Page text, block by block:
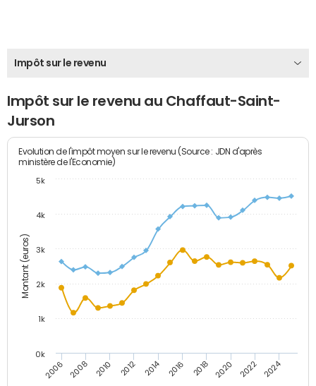
Impôt sur le revenu
Impôt sur le revenu au Chaffaut-Saint-
Jurson
Montant (euros)
Evolution de l'impôt moyen sur le revenu (Source : JDN d'après
ministère de l'Economie)
2006 2008 2010 2012 2014 2016 2018 2020 2022 2024
0k
1k
2k
3k
4k
5k